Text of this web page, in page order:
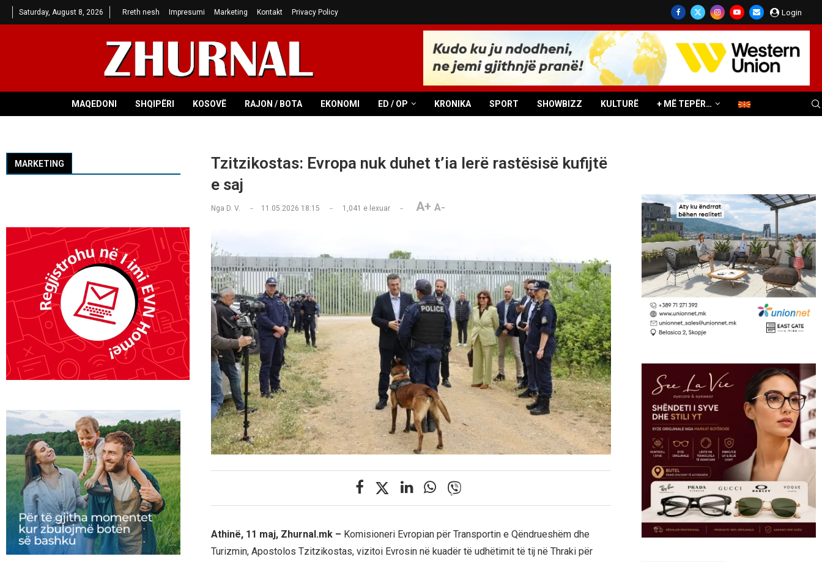
Saturday, August 8, 2026 Rreth nesh Impresumi Marketing Kontakt Privacy Policy Login
MAQEDONI SHQIPËRI KOSOVË RAJON / BOTA EKONOMI ED / OP KRONIKA SPORT SHOWBIZZ KULTURË + MË TEPËR…
Tzitzikostas: Evropa nuk duhet t’ia lerë rastësisë kufijtë
e saj
Nga D. V. 11.05.2026 18:15 1,041 e lexuar A+ A-
Athinë, 11 maj, Zhurnal.mk – Komisioneri Evropian për Transportin e Qëndrueshëm dhe
Turizmin, Apostolos Tzitzikostas, vizitoi Evrosin në kuadër të udhëtimit të tij në Thraki për
MARKETING